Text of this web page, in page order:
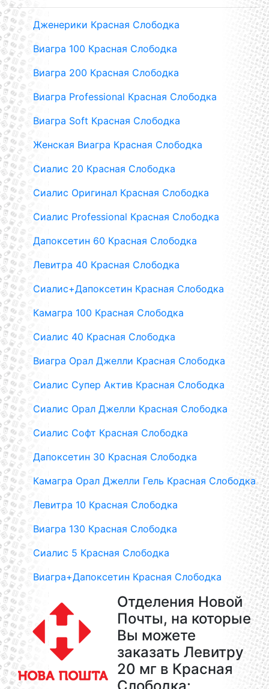
Дженерики Красная Слободка
Виагра 100 Красная Слободка
Виагра 200 Красная Слободка
Виагра Professional Красная Слободка
Виагра Soft Красная Слободка
Женская Виагра Красная Слободка
Сиалис 20 Красная Слободка
Сиалис Оригинал Красная Слободка
Сиалис Professional Красная Слободка
Дапоксетин 60 Красная Слободка
Левитра 40 Красная Слободка
Сиалис+Дапоксетин Красная Слободка
Камагра 100 Красная Слободка
Сиалис 40 Красная Слободка
Виагра Орал Джелли Красная Слободка
Сиалис Супер Актив Красная Слободка
Сиалис Орал Джелли Красная Слободка
Сиалис Софт Красная Слободка
Дапоксетин 30 Красная Слободка
Камагра Орал Джелли Гель Красная Слободка
Левитра 10 Красная Слободка
Виагра 130 Красная Слободка
Сиалис 5 Красная Слободка
Виагра+Дапоксетин Красная Слободка
Отделения Новой
Почты, на которые
Вы можете
заказать Левитру
20 мг в Красная